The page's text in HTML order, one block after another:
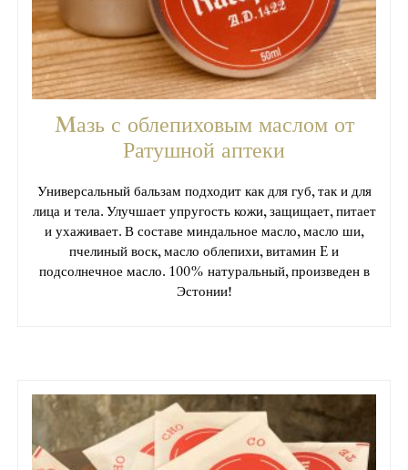
Mазь с облепиховым маслом от
Ратушной аптеки
Универсальный бальзам подходит как для губ, так и для
лица и тела. Улучшает упругость кожи, защищает, питает
и ухаживает. В составе миндальное масло, масло ши,
пчелиный воск, масло облепихи, витамин E и
подсолнечное масло. 100% натуральный, произведен в
Эстонии!